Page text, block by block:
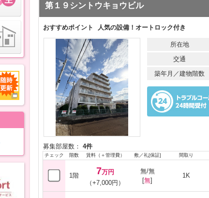
第１９シントウキョウビル
おすすめポイント 人気の設備！オートロック付き
所在地
交通
築年月／建物階数
募集部屋数： 4件
チェック 階数 賃料（＋管理費） 敷／礼[保証] 間取り
1階 7万円
（+7,000円）
無/無
[無]
1K